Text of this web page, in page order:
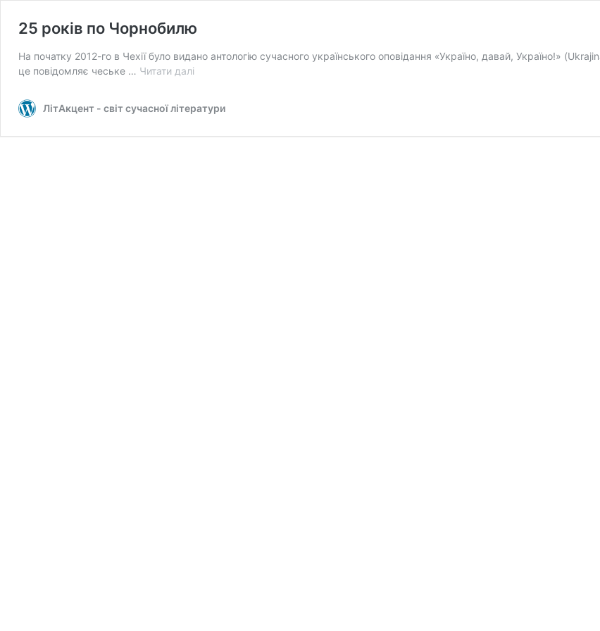
25 років по Чорнобилю
На початку 2012-го в Чехії було видано антологію сучасного українського оповідання «Україно, давай, Україно!»
це повідомляє чеське … Читати далі25
Чорнобилю
ЛітАкцент - світ сучасної літератури